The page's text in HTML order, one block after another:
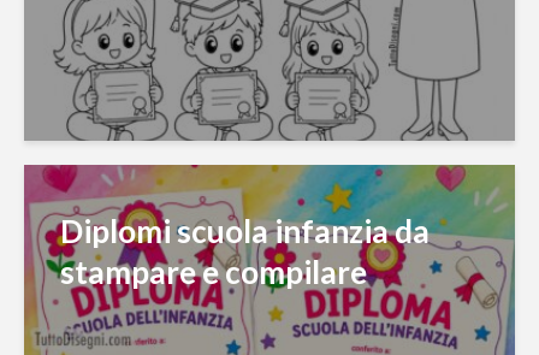
Diplomi scuola infanzia da
stampare e compilare